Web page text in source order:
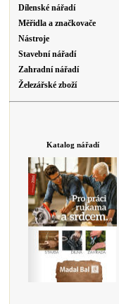
Dílenské nářadí
Měřidla a značkovače
Nástroje
Stavební nářadí
Zahradní nářadí
Železářské zboží
Katalog nářadí